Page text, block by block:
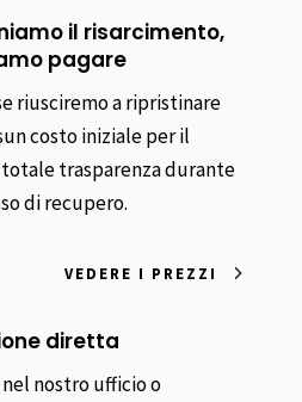
il risarcimento,
pagare
riusciremo a ripristinare
costo iniziale per il
trasparenza durante
di recupero.
VEDERE I PREZZI
diretta
nel nostro ufficio o